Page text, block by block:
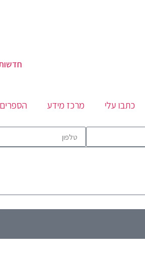
חדשות
כתבו עלי מרכז מידע הספרים